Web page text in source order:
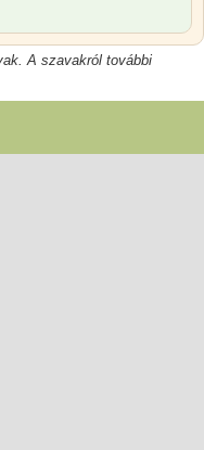
A szavakról további